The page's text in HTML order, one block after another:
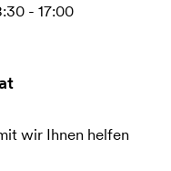
- 17:00
wir Ihnen helfen